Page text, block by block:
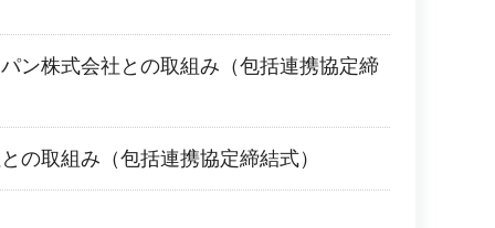
ン株式会社との取組み（包括連携協定締
の取組み（包括連携協定締結式）